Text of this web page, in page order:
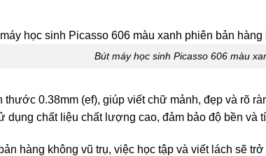
Bút máy học sinh Picasso 606 màu
thước 0.38mm (ef), giúp viết chữ mảnh, đẹp và rõ
dụng chất liệu chất lượng cao, đảm bảo độ bền và
hàng không vũ trụ, việc học tập và viết lách sẽ